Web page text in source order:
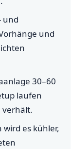
und
und
30–60
laufen
verhält.
wird es kühler,